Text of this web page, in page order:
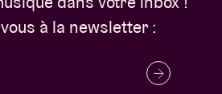
à la newsletter :